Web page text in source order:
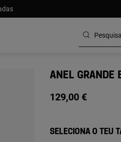
ANEL GRANDE
129,00 €
SELECIONA O TEU